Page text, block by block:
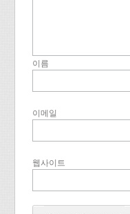
이름
이메일
웹사이트